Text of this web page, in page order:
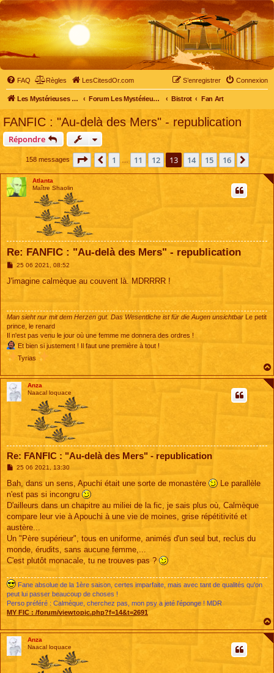
FAQ Règles LesCitesdOr.com Connexion
S’enregistrer
Les Mystérieuses Cités d'Or - LesCitesdOr.com Forum Les Mystérieuses Cités d'Or Bistrot Fan Art
FANFIC : "Au-delà des Mers" - republication
Répondre
158 messages Page 13 sur 16
Précédente
1 11 12 13 14 15 16
Atlanta
Maître Shaolin
Re: FANFIC : "Au-delà des Mers" - republication
M
s
25 06 2021, 08:52
J'imagine calmèque au couvent là. MDRRRR !
Man sieht nur mit dem Herzen gut. Das Wesentliche ist für die Augen unsichtbar Le petit
prince, le renard
Il n'est pas venu le jour où une femme me donnera des ordres !
Et bien si justement ! Il faut une première à tout !
Tyrias
Anza
Naacal loquace
Re: FANFIC : "Au-delà des Mers" - republication
M
s
a
g
25 06 2021, 13:30
Bah, dans un sens, Apuchi était une sorte de monastère
Le parallèle
n'est pas si incongru
D'ailleurs dans un chapitre au miliei de la fic, je sais plus où, Calmèque
compare leur vie à Apouchi à une vie de moines, grise répétitivité et
austère...
Un "Père supérieur", tous en uniforme, animés d'un seul but, reclus du
monde, érudits, sans aucune femme,...
C'est plutôt monacale, tu ne trouves pas ?
Fane absolue de la 1ère saison, certes imparfaite, mais avec tant de qualités qu'on
peut lui passer beaucoup de choses !
Perso préféré : Calmèque, cherchez pas, mon psy a jeté l'éponge ! MDR
MY FIC : /forum/viewtopic.php?f=14&t=2691
Anza
Naacal loquace